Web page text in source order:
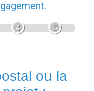
4 5
ou la